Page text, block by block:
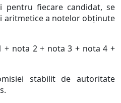
pentru fiecare candidat, se
aritmetice a notelor obţinute
+ nota 2 + nota 3 + nota 4 +
stabilit de autoritate